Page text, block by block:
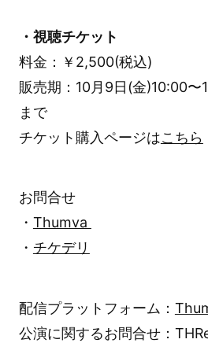
・視聴チケット
料金：￥2,500(税込)
販売期：10月9日(金)10:00
まで
チケット購入ページはこちら
お問合せ
・ Thumva
・ チケデリ
配信プラットフォーム：
公演に関するお問合せ：